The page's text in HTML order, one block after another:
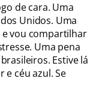
de cara. Uma
Unidos. Uma
e vou compartilhar
Uma pena
Estive lá
e céu azul. Se